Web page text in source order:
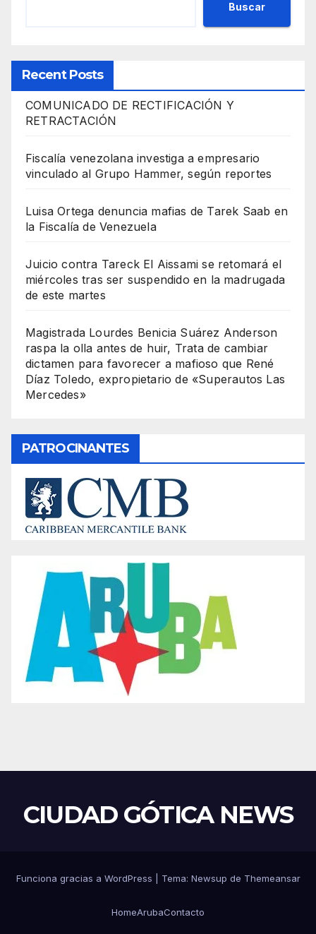
Buscar
Recent Posts
COMUNICADO DE RECTIFICACIÓN Y
RETRACTACIÓN
Fiscalía venezolana investiga a empresario
vinculado al Grupo Hammer, según reportes
Luisa Ortega denuncia mafias de Tarek Saab en
la Fiscalía de Venezuela
Juicio contra Tareck El Aissami se retomará el
miércoles tras ser suspendido en la madrugada
de este martes
Magistrada Lourdes Benicia Suárez Anderson
raspa la olla antes de huir, Trata de cambiar
dictamen para favorecer a mafioso que René
Díaz Toledo, expropietario de «Superautos Las
Mercedes»
PATROCINANTES
CIUDAD GÓTICA NEWS
Funciona gracias a WordPress Tema: Newsup de Themeansar
HomeArubaContacto